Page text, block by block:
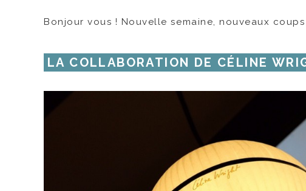
Bonjour vous ! Nouvelle semaine, nouveaux
LA COLLABORATION DE CÉLINE